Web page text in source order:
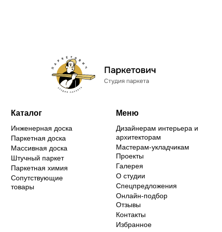
Каталог
Инженерная доска
Паркетная доска
Массивная доска
Штучный паркет
Паркетная химия
Сопутствующие
товары
Меню
Дизайнерам интерьера и
архитекторам
Мастерам-укладчикам
Проекты
Галерея
О студии
Спецпредложения
Онлайн-подбор
Отзывы
Контакты
Избранное